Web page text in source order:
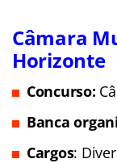
Câmara
Horizonte
Concurso:
Banca
Cargos: